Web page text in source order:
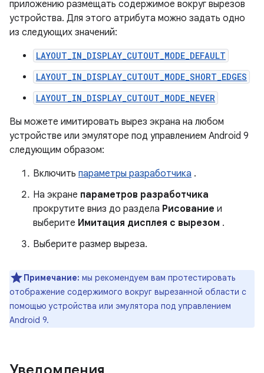
приложению размещать содержимое вокруг вырезов
устройства. Для этого атрибута можно задать одно
из следующих значений:
LAYOUT_IN_DISPLAY_CUTOUT_MODE_DEFAULT
LAYOUT_IN_DISPLAY_CUTOUT_MODE_SHORT_EDGES
LAYOUT_IN_DISPLAY_CUTOUT_MODE_NEVER
Вы можете имитировать вырез экрана на любом
устройстве или эмуляторе под управлением Android 9
следующим образом:
Включить параметры разработчика .
На экране параметров разработчика
прокрутите вниз до раздела Рисование и
выберите Имитация дисплея с вырезом .
Выберите размер выреза.
Примечание: мы рекомендуем вам протестировать
отображение содержимого вокруг вырезанной области с
помощью устройства или эмулятора под управлением
Android 9.